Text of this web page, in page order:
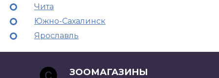
Чита
Южно-Сахалинск
Ярославль
ЗООМАГАЗИНЫ